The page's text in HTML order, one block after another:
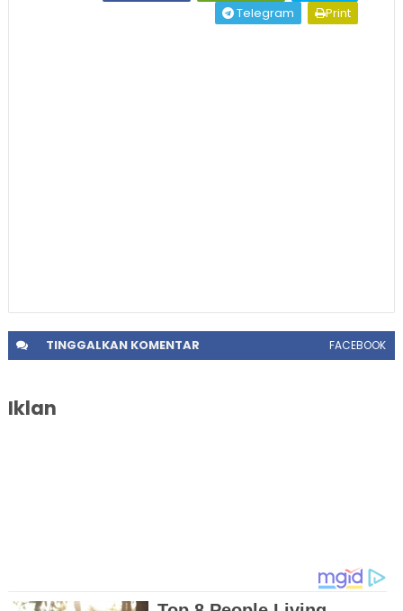
Telegram
Print
TINGGALKANKOMENTAR FACEBOOK
Iklan